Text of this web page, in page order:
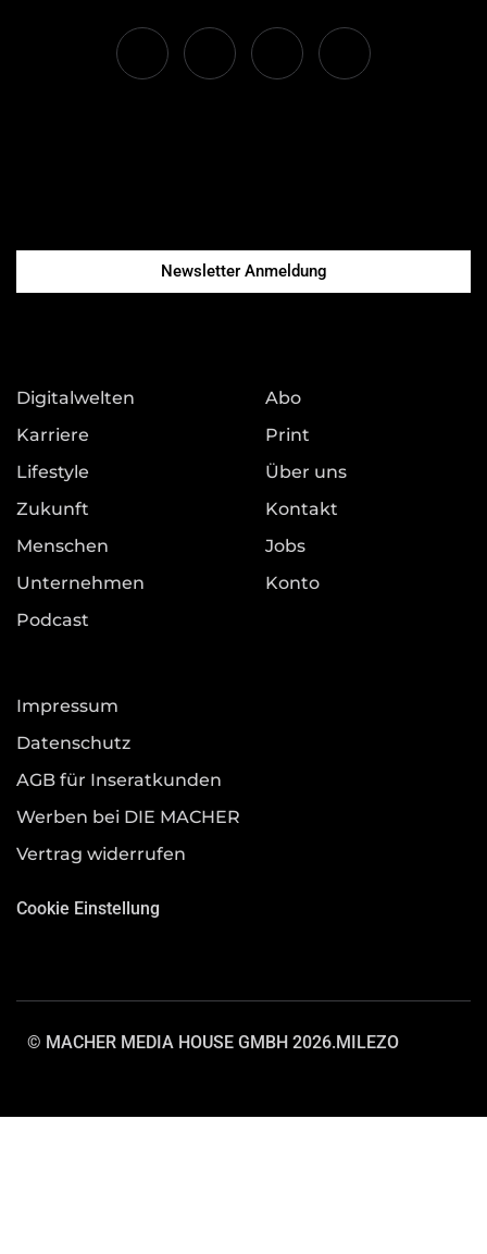
Newsletter Anmeldung
Digitalwelten
Karriere
Lifestyle
Zukunft
Menschen
Unternehmen
Podcast
Abo
Print
Über uns
Kontakt
Jobs
Konto
Impressum
Datenschutz
AGB für Inseratkunden
Werben bei DIE MACHER
Vertrag widerrufen
Cookie Einstellung
© MACHER MEDIA HOUSE GMBH 2026.MILEZO